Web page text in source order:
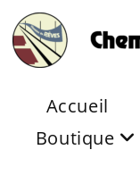
Accueil
Boutique